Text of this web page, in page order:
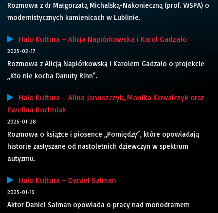
Rozmowa z dr Małgorzatą Michalską-Nakonieczną (prof. WSPA) o
modernistycznych kamienicach w Lublinie.
Halo Kultura – Alicja Napiórkowska i Karol Gadzało
2025-02-17
Rozmowa z Alicją Napiórkowską i Karolem Gadzało o projekcie
„Kto nie kocha Danuty Rinn”.
Halo Kultura – Alina Januszczyk, Monika Kowalczyk oraz
Ewelina Bochniak
2025-01-28
Rozmowa o książce i piosence „Pomiędzy”, które opowiadają
historie zasłyszane od nastoletnich dziewczyn w spektrum
autyzmu.
Halo Kultura – Daniel Salman
2025-01-16
Aktor Daniel Salman opowiada o pracy nad monodramem